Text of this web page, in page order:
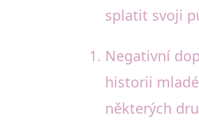
splatit svoji
Negativní
historii
některých